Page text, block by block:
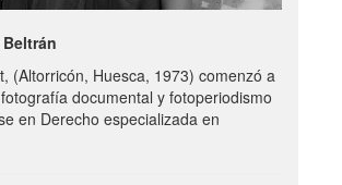
(Altorricón, Huesca, 1973) comenzó a
documental y fotoperiodismo
en Derecho especializada en